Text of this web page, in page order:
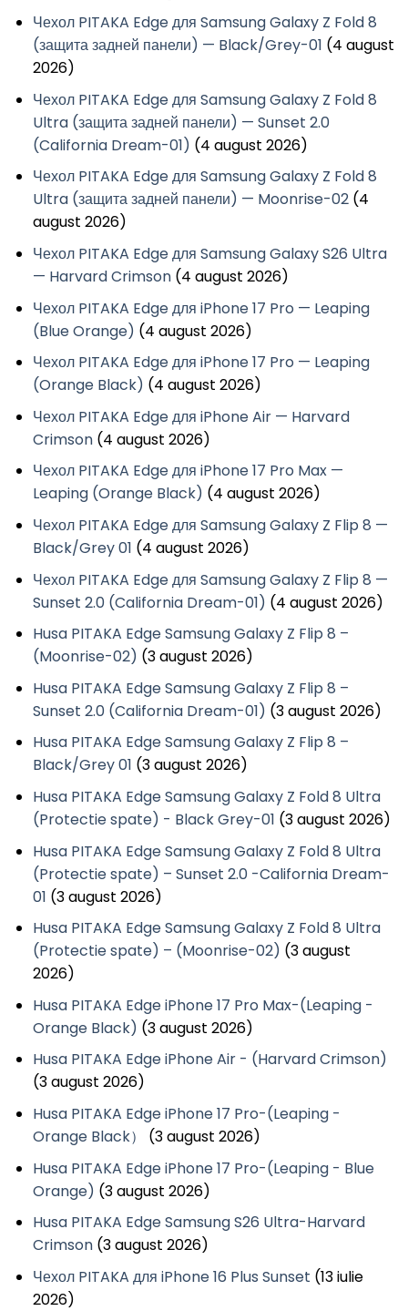
Чехол PITAKA Edge для Samsung Galaxy Z Fold 8
(защита задней панели) — Black/Grey-01 (4 august
2026)
Чехол PITAKA Edge для Samsung Galaxy Z Fold 8
Ultra (защита задней панели) — Sunset 2.0
(California Dream-01) (4 august 2026)
Чехол PITAKA Edge для Samsung Galaxy Z Fold 8
Ultra (защита задней панели) — Moonrise-02 (4
august 2026)
Чехол PITAKA Edge для Samsung Galaxy S26 Ultra
— Harvard Crimson (4 august 2026)
Чехол PITAKA Edge для iPhone 17 Pro — Leaping
(Blue Orange) (4 august 2026)
Чехол PITAKA Edge для iPhone 17 Pro — Leaping
(Orange Black) (4 august 2026)
Чехол PITAKA Edge для iPhone Air — Harvard
Crimson (4 august 2026)
Чехол PITAKA Edge для iPhone 17 Pro Max —
Leaping (Orange Black) (4 august 2026)
Чехол PITAKA Edge для Samsung Galaxy Z Flip 8 —
Black/Grey 01 (4 august 2026)
Чехол PITAKA Edge для Samsung Galaxy Z Flip 8 —
Sunset 2.0 (California Dream-01) (4 august 2026)
Husa PITAKA Edge Samsung Galaxy Z Flip 8 –
(Moonrise-02) (3 august 2026)
Husa PITAKA Edge Samsung Galaxy Z Flip 8 –
Sunset 2.0 (California Dream-01) (3 august 2026)
Husa PITAKA Edge Samsung Galaxy Z Flip 8 –
Black/Grey 01 (3 august 2026)
Husa PITAKA Edge Samsung Galaxy Z Fold 8 Ultra
(Protectie spate) - Black Grey-01 (3 august 2026)
Husa PITAKA Edge Samsung Galaxy Z Fold 8 Ultra
(Protectie spate) – Sunset 2.0 -California Dream-
01 (3 august 2026)
Husa PITAKA Edge Samsung Galaxy Z Fold 8 Ultra
(Protectie spate) – (Moonrise-02) (3 august
2026)
Husa PITAKA Edge iPhone 17 Pro Max-(Leaping -
Orange Black) (3 august 2026)
Husa PITAKA Edge iPhone Air - (Harvard Crimson)
(3 august 2026)
Husa PITAKA Edge iPhone 17 Pro-(Leaping -
Orange Black）
(3 august 2026)
Husa PITAKA Edge iPhone 17 Pro-(Leaping - Blue
Orange) (3 august 2026)
Husa PITAKA Edge Samsung S26 Ultra-Harvard
Crimson (3 august 2026)
Чехол PITAKA для iPhone 16 Plus Sunset (13 iulie
2026)